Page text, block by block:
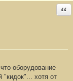
оборудование
"кидок"... хотя от